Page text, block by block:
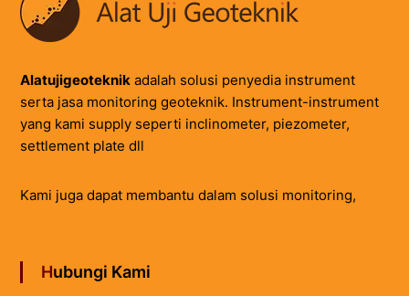
Alatujigeoteknikadalah solusi penyedia instrument
serta jasa monitoring geoteknik. Instrument-instrument
yang kami supply seperti inclinometer, piezometer,
settlement plate dll
Kami juga dapat membantu dalam solusi monitoring,
Hubungi Kami